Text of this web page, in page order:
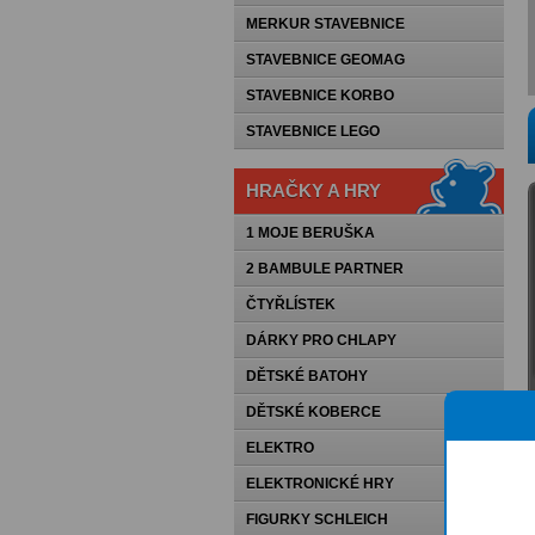
MERKUR STAVEBNICE
STAVEBNICE GEOMAG
STAVEBNICE KORBO
STAVEBNICE LEGO
HRAČKY A HRY
1 MOJE BERUŠKA
2 BAMBULE PARTNER
ČTYŘLÍSTEK
DÁRKY PRO CHLAPY
DĚTSKÉ BATOHY
DĚTSKÉ KOBERCE
ELEKTRO
ELEKTRONICKÉ HRY
FIGURKY SCHLEICH